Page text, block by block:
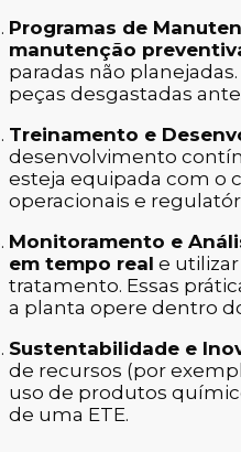
Programas de
manutenção
paradas não
peças desgastadas
Treinamento e
desenvolvimento
esteja equipada com o
operacionais e
Monitoramento e
em tempo real e utilizar
tratamento. Essas
a planta opere dentro
Sustentabilidade e
de recursos (por
uso de produtos
de uma ETE.